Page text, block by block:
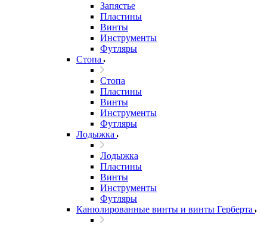
Запястье
Пластины
Винты
Инструменты
Футляры
Стопа
Стопа
Пластины
Винты
Инструменты
Футляры
Лодыжка
Лодыжка
Пластины
Винты
Инструменты
Футляры
Канюлированные винты и винты Герберта